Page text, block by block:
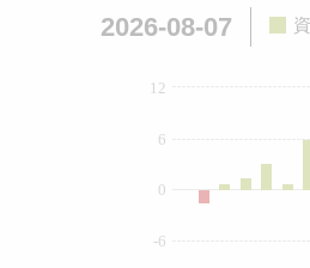
2026-08-07
0
-6
6
12